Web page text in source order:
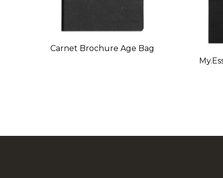
Carnet Brochure Age Bag